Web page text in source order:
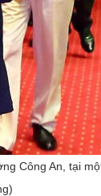
Công An, tại